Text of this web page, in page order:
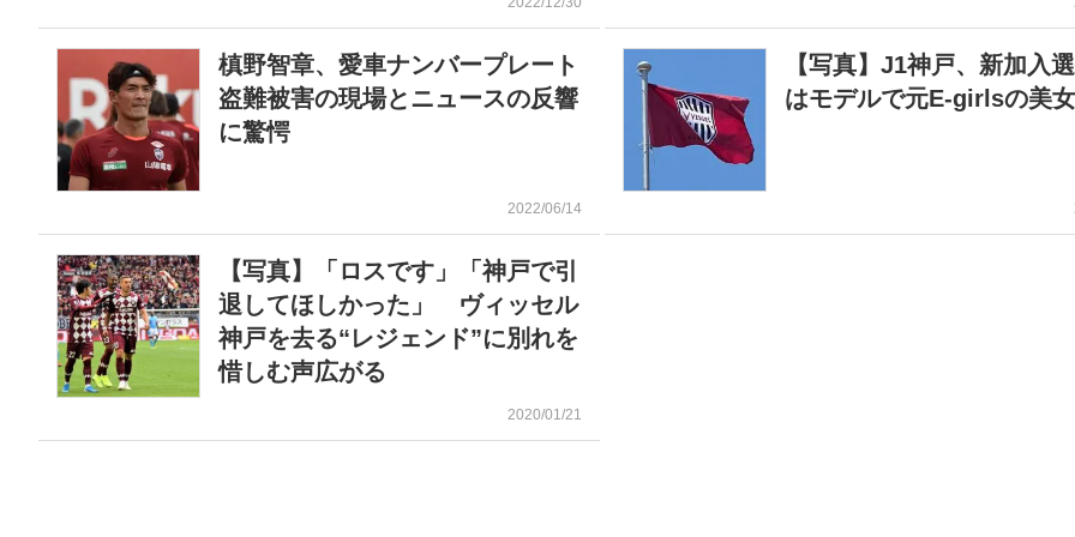
槙野智章、愛車ナンバープレート
盗難被害の現場とニュースの反響
に驚愕
2022/06/14
【写真】J1神戸、新加入
はモデルで元E-girlsの美女
【写真】「ロスです」「神戸で引
退してほしかった」 ヴィッセル
神戸を去る“レジェンド”に別れを
惜しむ声広がる
2020/01/21